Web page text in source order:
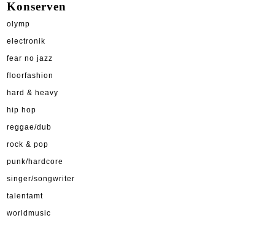
Konserven
olymp
electronik
fear no jazz
floorfashion
hard & heavy
hip hop
reggae/dub
rock & pop
punk/hardcore
singer/songwriter
talentamt
worldmusic